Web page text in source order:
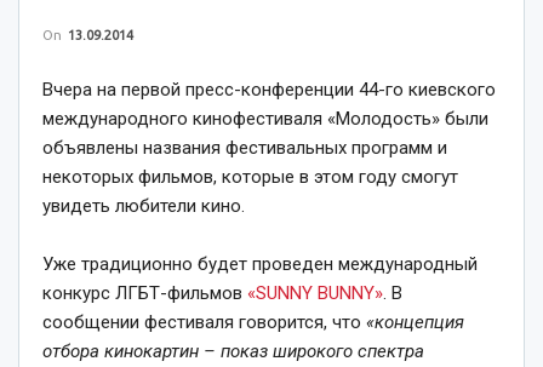
On 13.09.2014
Вчера на первой пресс-конференции 44-го киевского
международного кинофестиваля «Молодость» были
объявлены названия фестивальных программ и
некоторых фильмов, которые в этом году смогут
увидеть любители кино.
Уже традиционно будет проведен международный
конкурс ЛГБТ-фильмов «SUNNY BUNNY». В
сообщении фестиваля говорится, что «концепция
отбора кинокартин – показ широкого спектра